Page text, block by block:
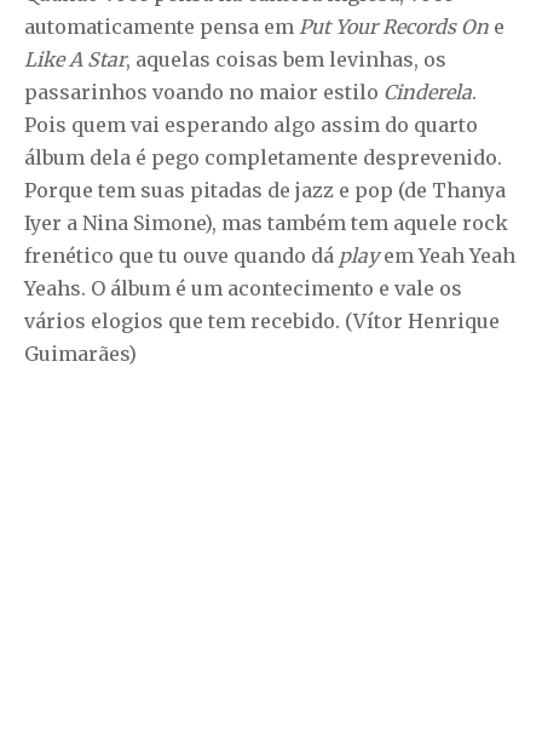
automaticamente pensa em Put Your Records On e
Like A Star, aquelas coisas bem levinhas, os
passarinhos voando no maior estilo Cinderela.
Pois quem vai esperando algo assim do quarto
álbum dela é pego completamente desprevenido.
Porque tem suas pitadas de jazz e pop (de Thanya
Iyer a Nina Simone), mas também tem aquele rock
frenético que tu ouve quando dá playem Yeah Yeah
Yeahs. O álbum é um acontecimento e vale os
vários elogios que tem recebido. (Vítor Henrique
Guimarães)